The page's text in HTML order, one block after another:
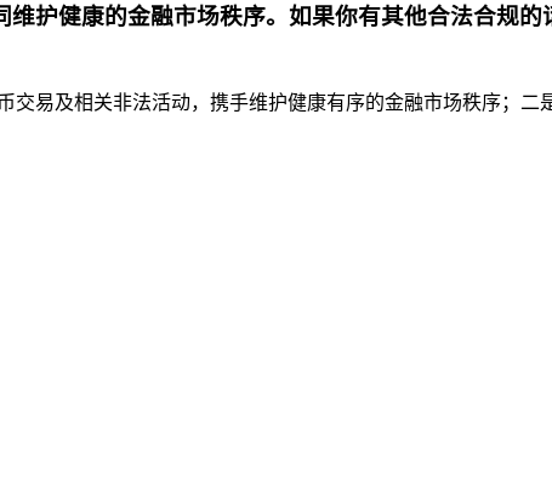
护健康的金融市场秩序。如果你有其他合法合规
易及相关非法活动，携手维护健康有序的金融市场秩序；二